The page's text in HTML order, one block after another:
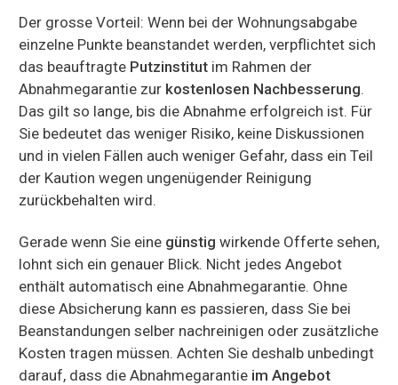
Der grosse Vorteil: Wenn bei der Wohnungsabgabe
einzelne Punkte beanstandet werden, verpflichtet sich
das beauftragte Putzinstitut im Rahmen der
Abnahmegarantie zur kostenlosen Nachbesserung.
Das gilt so lange, bis die Abnahme erfolgreich ist. Für
Sie bedeutet das weniger Risiko, keine Diskussionen
und in vielen Fällen auch weniger Gefahr, dass ein Teil
der Kaution wegen ungenügender Reinigung
zurückbehalten wird.
Gerade wenn Sie eine günstig wirkende Offerte sehen,
lohnt sich ein genauer Blick. Nicht jedes Angebot
enthält automatisch eine Abnahmegarantie. Ohne
diese Absicherung kann es passieren, dass Sie bei
Beanstandungen selber nachreinigen oder zusätzliche
Kosten tragen müssen. Achten Sie deshalb unbedingt
darauf, dass die Abnahmegarantie im Angebot